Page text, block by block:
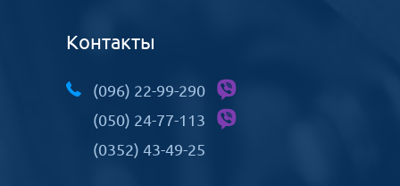
Контакты
(096) 22-99-290
(050) 24-77-113
(0352) 43-49-25